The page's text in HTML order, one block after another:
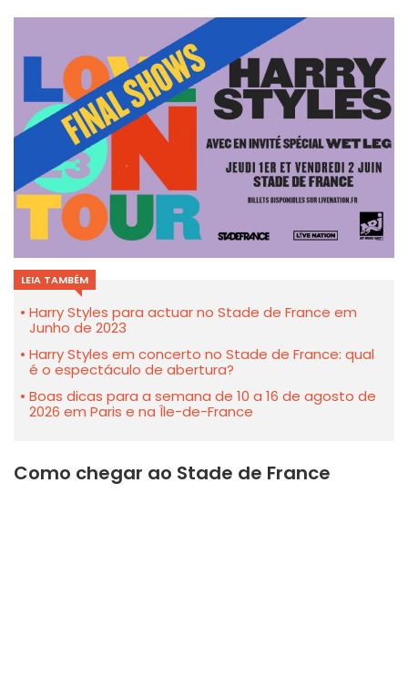
LEIA TAMBÉM
Harry Styles para actuar no Stade de France em
Junho de 2023
Harry Styles em concerto no Stade de France: qual
é o espectáculo de abertura?
Boas dicas para a semana de 10 a 16 de agosto de
2026 em Paris e na Île-de-France
Como chegar ao Stade de France